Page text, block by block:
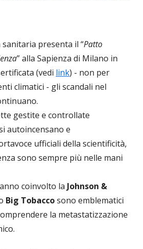
presenta il “Patto
” alla Sapienza di Milano in
(vedi link) - non per
climatici - gli scandali nel
gestite e controllate
autoincensano e
ufficiali della scientificità,
sono sempre più nelle mani
coinvolto la Johnson &
Big Tobaccosono emblematici
la metastatizzazione